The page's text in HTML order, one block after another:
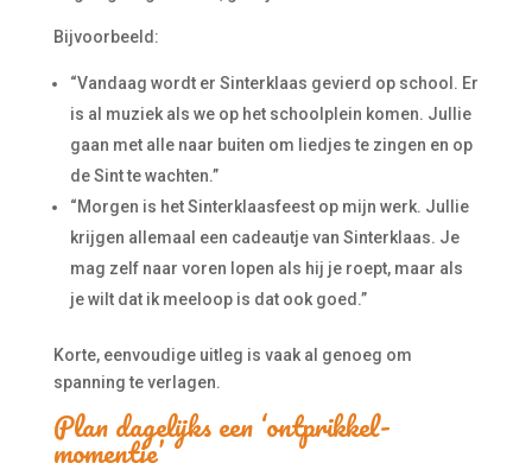
Bijvoorbeeld:
“Vandaag wordt er Sinterklaas gevierd op school. Er
is al muziek als we op het schoolplein komen. Jullie
gaan met alle naar buiten om liedjes te zingen en op
de Sint te wachten.”
“Morgen is het Sinterklaasfeest op mijn werk. Jullie
krijgen allemaal een cadeautje van Sinterklaas. Je
mag zelf naar voren lopen als hij je roept, maar als
je wilt dat ik meeloop is dat ook goed.”
Korte, eenvoudige uitleg is vaak al genoeg om
spanning te verlagen.
Plan dagelijks een ‘ontprikkel-
momentje’